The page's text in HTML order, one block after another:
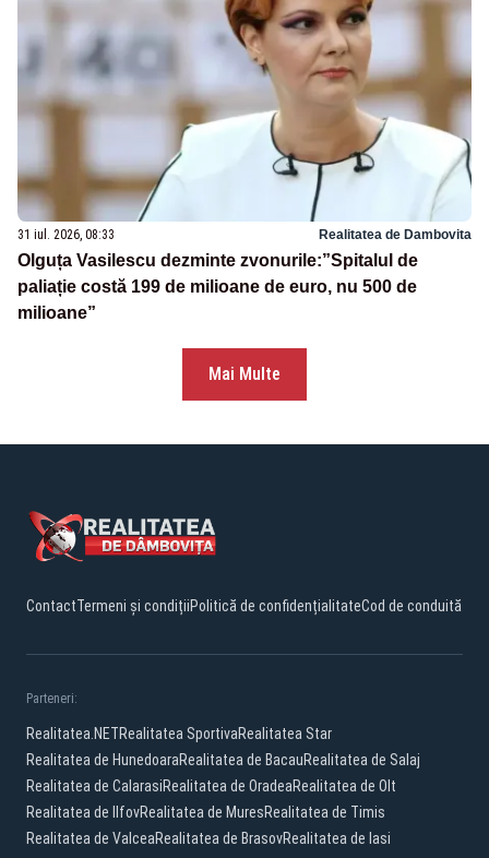
31 iul. 2026, 08:33 Realitatea de Dambovita
Olguța Vasilescu dezminte zvonurile:”Spitalul de
paliație costă 199 de milioane de euro, nu 500 de
milioane”
Mai Multe
ContactTermeni și condițiiPolitică de confidențialitateCod de conduită
Parteneri:
Realitatea.NETRealitatea SportivaRealitatea Star
Realitatea de HunedoaraRealitatea de BacauRealitatea de Salaj
Realitatea de CalarasiRealitatea de OradeaRealitatea de Olt
Realitatea de IlfovRealitatea de MuresRealitatea de Timis
Realitatea de ValceaRealitatea de BrasovRealitatea de Iasi